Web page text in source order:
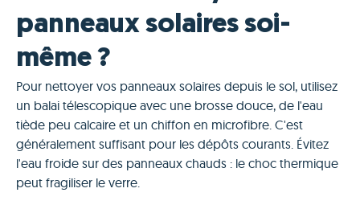
panneaux solaires soi-
même ?
Pour nettoyer vos panneaux solaires depuis le sol, utilisez
un balai télescopique avec une brosse douce, de l'eau
tiède peu calcaire et un chiffon en microfibre. C'est
généralement suffisant pour les dépôts courants. Évitez
l'eau froide sur des panneaux chauds : le choc thermique
peut fragiliser le verre.